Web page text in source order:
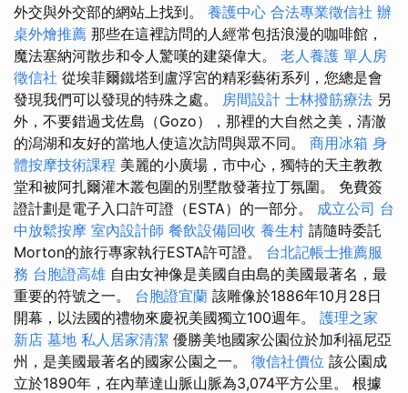
外交與外交部的網站上找到。 養護中心 合法專業徵信社 辦
桌外燴推薦 那些在這裡訪問的人經常包括浪漫的咖啡館，
魔法塞納河散步和令人驚嘆的建築偉大。 老人養護 單人房
徵信社 從埃菲爾鐵塔到盧浮宮的精彩藝術系列，您總是會
發現我們可以發現的特殊之處。 房間設計 士林撥筋療法 另
外，不要錯過戈佐島（Gozo），那裡的大自然之美，清澈
的潟湖和友好的當地人使這次訪問與眾不同。 商用冰箱 身
體按摩技術課程 美麗的小廣場，市中心，獨特的天主教教
堂和被阿扎爾灌木叢包圍的別墅散發著拉丁氛圍。 免費簽
證計劃是電子入口許可證（ESTA）的一部分。 成立公司 台
中放鬆按摩 室內設計師 餐飲設備回收 養生村 請隨時委託
Morton的旅行專家執行ESTA許可證。 台北記帳士推薦服
務 台胞證高雄 自由女神像是美國自由島的美國最著名，最
重要的符號之一。 台胞證宜蘭 該雕像於1886年10月28日
開幕，以法國的禮物來慶祝美國獨立100週年。 護理之家
新店 墓地 私人居家清潔 優勝美地國家公園位於加利福尼亞
州，是美國最著名的國家公園之一。 徵信社價位 該公園成
立於1890年，在內華達山脈山脈為3,074平方公里。 根據